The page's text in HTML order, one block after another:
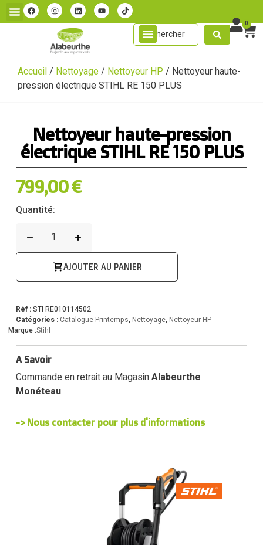
0
Accueil/ Nettoyage/ Nettoyeur HP/ Nettoyeur haute-
pression électrique STIHL RE 150 PLUS
Nettoyeur haute-pression
électrique STIHL RE 150 PLUS
799,00€
Quantité:
AJOUTER AU PANIER
Réf :STI RE010114502
Catégories : Catalogue Printemps, Nettoyage, Nettoyeur HP
Marque :Stihl
A Savoir
Commande en retrait au MagasinAlabeurthe
Monéteau
-> Nous contacter pour plus d'informations